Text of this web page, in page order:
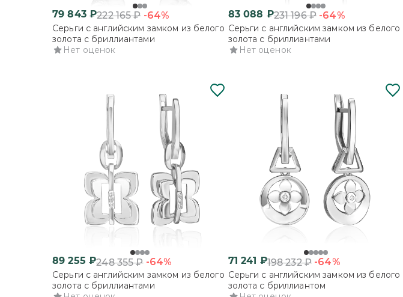
79 843₽222 165₽ -64%
Серьги с английским замком из белого
золота с бриллиантами
Нет оценок
83 088 ₽231 196₽ -64%
Серьги с английским замком из белого
золота с бриллиантами
Нет оценок
89 255 ₽248 355₽ -64%
Серьги с английским замком из белого
золота с бриллиантами
71 241 ₽198 232₽ -64%
Серьги с английским замком из белого
золота с бриллиантом